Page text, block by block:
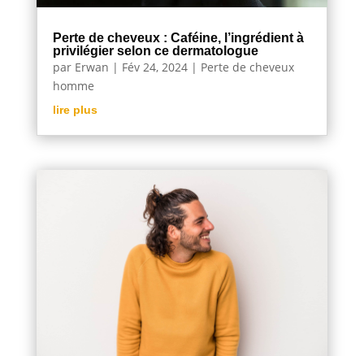
Perte de cheveux : Caféine, l’ingrédient à
privilégier selon ce dermatologue
par Erwan | Fév 24, 2024| Perte de cheveux
homme
lire plus